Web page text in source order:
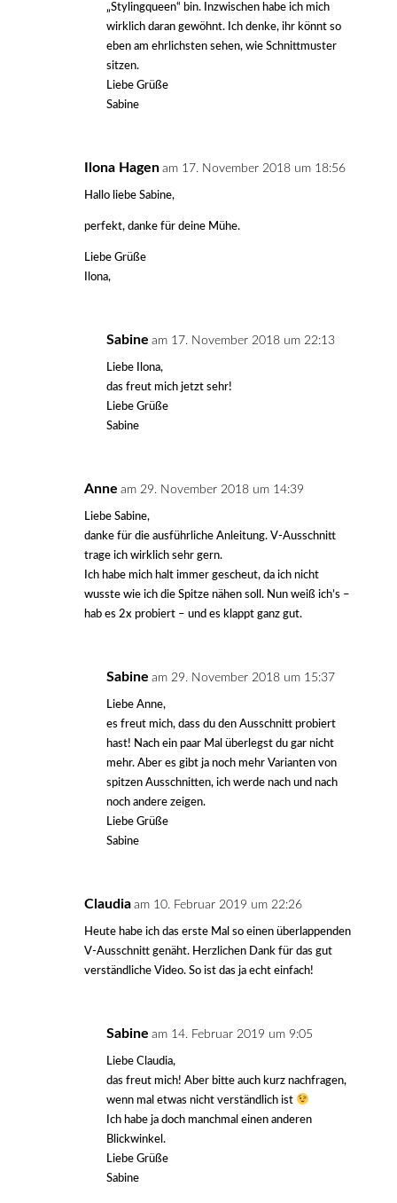
„Stylingqueen“ bin. Inzwischen habe ich mich
wirklich daran gewöhnt. Ich denke, ihr könnt so
eben am ehrlichsten sehen, wie Schnittmuster
sitzen.
Liebe Grüße
Sabine
Ilona Hagen am 17. November 2018 um 18:56
Hallo liebe Sabine,
perfekt, danke für deine Mühe.
Liebe Grüße
Ilona,
Sabine am 17. November 2018 um 22:13
Liebe Ilona,
das freut mich jetzt sehr!
Liebe Grüße
Sabine
Anne am 29. November 2018 um 14:39
Liebe Sabine,
danke für die ausführliche Anleitung. V-Ausschnitt
trage ich wirklich sehr gern.
Ich habe mich halt immer gescheut, da ich nicht
wusste wie ich die Spitze nähen soll. Nun weiß ich’s –
hab es 2x probiert – und es klappt ganz gut.
Sabine am 29. November 2018 um 15:37
Liebe Anne,
es freut mich, dass du den Ausschnitt probiert
hast! Nach ein paar Mal überlegst du gar nicht
mehr. Aber es gibt ja noch mehr Varianten von
spitzen Ausschnitten, ich werde nach und nach
noch andere zeigen.
Liebe Grüße
Sabine
Claudia am 10. Februar 2019 um 22:26
Heute habe ich das erste Mal so einen überlappenden
V-Ausschnitt genäht. Herzlichen Dank für das gut
verständliche Video. So ist das ja echt einfach!
Sabine am 14. Februar 2019 um 9:05
Liebe Claudia,
das freut mich! Aber bitte auch kurz nachfragen,
wenn mal etwas nicht verständlich ist
Ich habe ja doch manchmal einen anderen
Blickwinkel.
Liebe Grüße
Sabine